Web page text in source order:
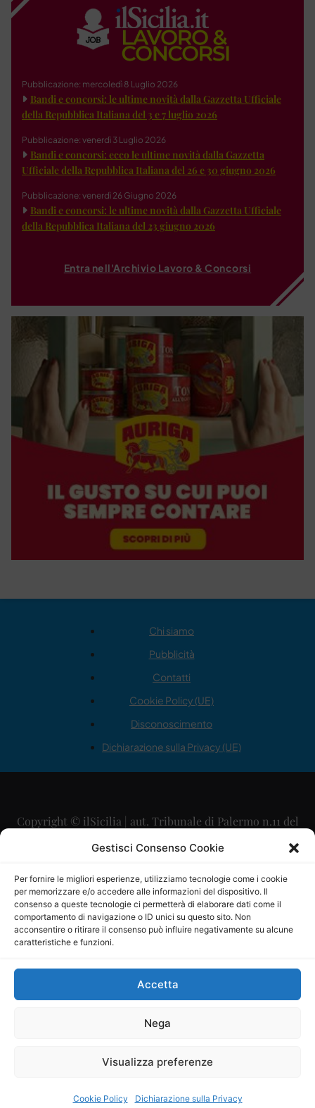
Gestisci Consenso Cookie
Per fornire le migliori esperienze, utilizziamo tecnologie come i cookie
per memorizzare e/o accedere alle informazioni del dispositivo. Il
consenso a queste tecnologie ci permetterà di elaborare dati come il
comportamento di navigazione o ID unici su questo sito. Non
acconsentire o ritirare il consenso può influire negativamente su alcune
caratteristiche e funzioni.
Accetta
Nega
Visualizza preferenze
Cookie Policy Dichiarazione sulla Privacy
Pubblicazione: mercoledì 8 Luglio 2026
Bandi e concorsi: le ultime novità dalla Gazzetta Ufficiale
della Repubblica Italiana del 3 e 7 luglio 2026
Pubblicazione: venerdì 3 Luglio 2026
Bandi e concorsi: ecco le ultime novità dalla Gazzetta
Ufficiale della Repubblica Italiana del 26 e 30 giugno 2026
Pubblicazione: venerdì 26 Giugno 2026
Bandi e concorsi: le ultime novità dalla Gazzetta Ufficiale
della Repubblica Italiana del 23 giugno 2026
Entra nell'Archivio Lavoro & Concorsi
Chi siamo
Pubblicità
Contatti
Cookie Policy (UE)
Disconoscimento
Dichiarazione sulla Privacy (UE)
Copyright © ilSicilia | aut. Tribunale di Palermo n.11 del
29/09/2015
Direttore Editoriale: Maurizio Scaglione
Direttore Responsabile: Maria Calabrese
P.IVA: 06334930820
Mercurio Comunicazione Società Cooperativa a r.l. è
iscritta al Registro degli Operatori di Comunicazione al
Sito gestito daLa Digitale srl–info@ladigitale.it